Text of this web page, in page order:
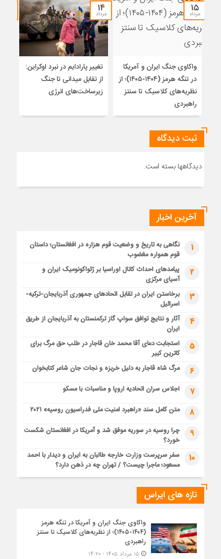
۱۵
مرداد
واکاوی جنگ ایران و آمریکا
در تنگه هرمز (۱۴۰۴-۱۴۰۵)؛ از
نظریه‌های کلاسیک تا سنتز
راهبردی
۱۴
مرداد
تغییر پارادایم در نبرد اوکراین:
از تقابل میدانی تا جنگ
زیرساخت‌های انرژی
ثبت دیدگاه
دیدگاهها بسته است.
آخرین اخبار
1
نگاهی به تاریخ و وضعیت قوم هزاره در افغانستان؛ داستان
قوم همواره مغضوب
2
پیامدهای احداث کانال اوراسیا بر ژئواکونومیک ایران و
آسیای مرکزی
3
برخاستن ایران در تقابل اتحادهای جمهوری آذربایجان-ترکیه-
اسرائیل
4
آثار و نتایج توافق سواپ گاز ترکمنستان به آذربایجان از طریق
ایران
5
استجابت دعای آقا محمد خان قاجار در طلب حق مرگ برای
کاترین کبیر
6 مرگ شاه قاجار به دلیل خربزه و نجات جان شاعر کتابخوان
7 اجلاس سران اتحادیه اروپا و مناسبات با مسکو
8 متن کامل سند «راهبرد امنیت ملی فدراسیون روسیه» ۲۰۲۱
9
چرا روسیه در سوریه موفق شد و آمریکا در افغانستان شکست
خورد؟
10
سفر سرپرست وزارت خارجه طالبان به ایران و دیدار با احمد
مسعود؛ ماجرا چیست؟ / تهران چه در ذهن دارد؟
تازه های ایراس
واکاوی جنگ ایران و آمریکا در تنگه هرمز
(۱۴۰۴-۱۴۰۵)؛ از نظریه‌های کلاسیک تا سنتز
راهبردی
۱۵ مرداد ۱۴۰۵ - ۱۴:۲۰